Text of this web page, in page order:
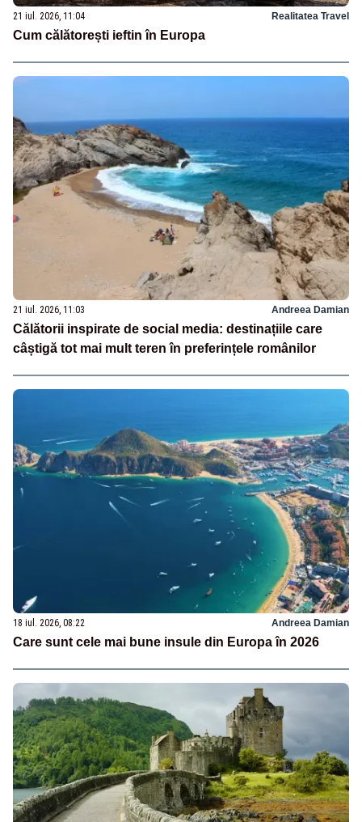
21 iul. 2026, 11:04 Realitatea Travel
Cum călătorești ieftin în Europa
21 iul. 2026, 11:03 Andreea Damian
Călătorii inspirate de social media: destinațiile care
câștigă tot mai mult teren în preferințele românilor
18 iul. 2026, 08:22 Andreea Damian
Care sunt cele mai bune insule din Europa în 2026